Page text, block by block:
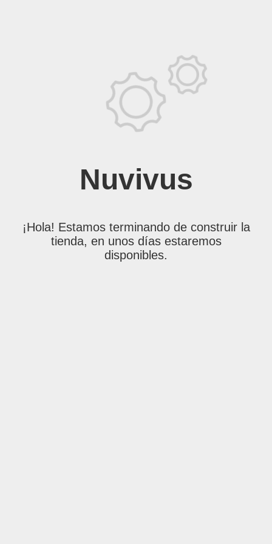
Nuvivus
¡Hola! Estamos terminando de construir la
tienda, en unos días estaremos
disponibles.